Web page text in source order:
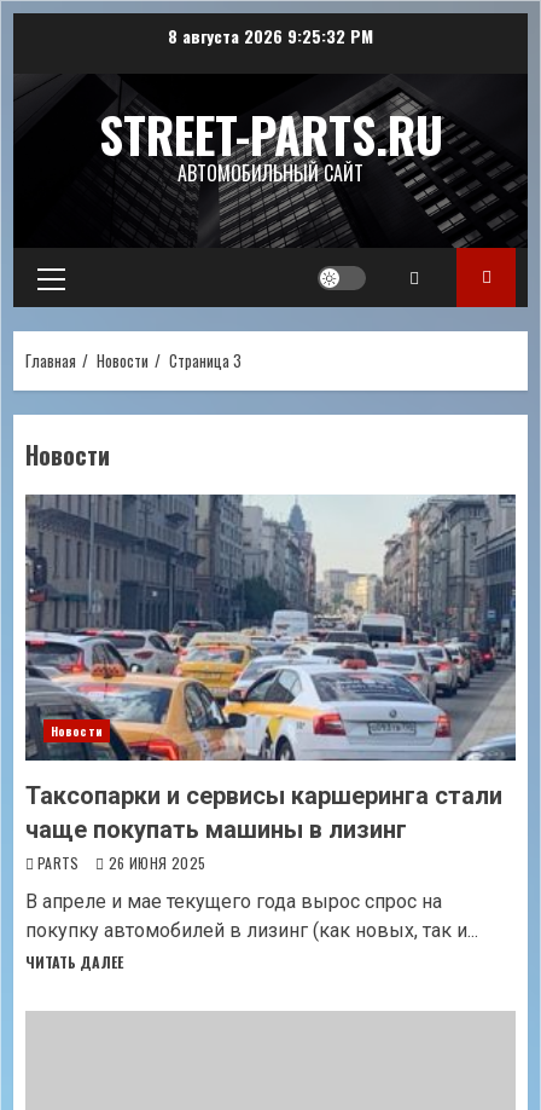
содержимому
8 августа 2026 9:25:32 PM
STREET-PARTS.RU
АВТОМОБИЛЬНЫЙ САЙТ
Основное
меню
Главная Новости Страница 3
Новости
Новости
Таксопарки и сервисы каршеринга стали
чаще покупать машины в лизинг
PARTS 26 ИЮНЯ 2025
В апреле и мае текущего года вырос спрос на
покупку автомобилей в лизинг (как новых, так и...
ЧИТАТЬ ДАЛЕЕ